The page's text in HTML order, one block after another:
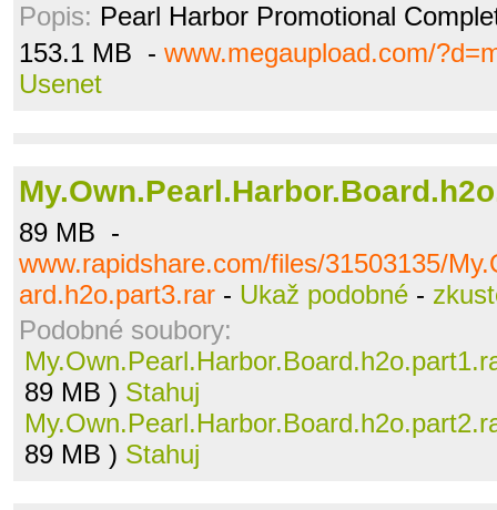
Popis: Pearl Harbor Promotional
153.1 MB - www.megaupload.com/
Usenet
89 MB -
www.rapidshare.com/files/31503135/
ard.h2o.part3.rar - Ukaž podobné -
Podobné soubory:
89 MB ) Stahuj
89 MB ) Stahuj